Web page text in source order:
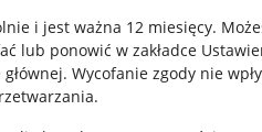
i jest ważna 12 miesięcy.
lub ponowić w zakładce
Wycofanie zgody nie